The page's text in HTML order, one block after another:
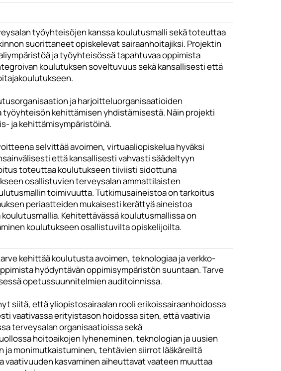
työyhteisöjen kanssa koulutusmalli sekä toteuttaa
suorittaneet opiskelevat sairaanhoitajiksi. Projektin
ja työyhteisössä tapahtuvaa oppimista
koulutuksen soveltuvuus sekä kansallisesti että
ja harjoitteluorganisaatioiden
kehittämisen yhdistämisestä. Näin projekti
ja kehittämisympäristöinä.
selvittää avoimen, virtuaaliopiskelua hyväksi
että kansallisesti vahvasti säädeltyyn
toteuttaa koulutukseen tiiviisti sidottuna
osallistuvien terveysalan ammattilaisten
toimivuutta. Tutkimusaineistoa on tarkoitus
periaatteiden mukaisesti kerättyä aineistoa
Kehitettävässä koulutusmallissa on
koulutukseen osallistuvilta opiskelijoilta.
kehittää koulutusta avoimen, teknologiaa ja verkko-
hyödyntävän oppimisympäristön suuntaan. Tarve
opetussuunnitelmien auditoinnissa.
siitä, että yliopistosairaalan rooli erikoissairaanhoidossa
vaativassa erityistason hoidossa siten, että vaativia
terveysalan organisaatioissa sekä
hoitoaikojen lyheneminen, teknologian ja uusien
monimutkaistuminen, tehtävien siirrot lääkäreiltä
kasvaminen aiheuttavat vaateen muuttaa